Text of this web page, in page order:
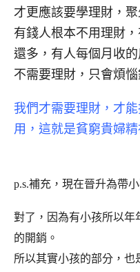
才更應該要學理財，聚
有錢人根本不用理財
還多，有人每個月收
不需要理財，只會煩
我們才需要理財，才
用，這就是貧窮貴婦
p.s.補充，現在晉升為帶
對了，因為有小孩所以年
的開銷。
所以其實小孩的部分，也